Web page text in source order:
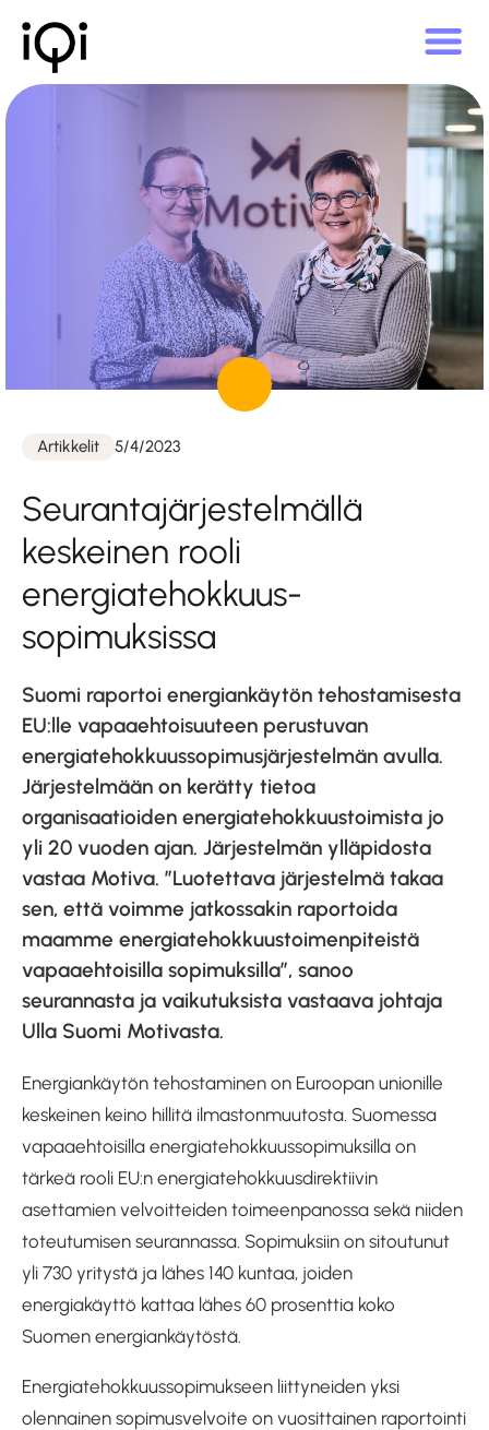
Kategoriat
Artikkelit Julkaistu
5/4/2023
Seuranta­järjestelmällä
keskeinen rooli
energia­tehokkuus­
sopimuksissa
Suomi raportoi energiankäytön tehostamisesta
EU:lle vapaaehtoisuuteen perustuvan
energiatehokkuussopimusjärjestelmän avulla.
Järjestelmään on kerätty tietoa
organisaatioiden energiatehokkuustoimista jo
yli 20 vuoden ajan. Järjestelmän ylläpidosta
vastaa Motiva. ”Luotettava järjestelmä takaa
sen, että voimme jatkossakin raportoida
maamme energiatehokkuustoimenpiteistä
vapaaehtoisilla sopimuksilla”, sanoo
seurannasta ja vaikutuksista vastaava johtaja
Ulla Suomi Motivasta.
Energiankäytön tehostaminen on Euroopan unionille
keskeinen keino hillitä ilmastonmuutosta. Suomessa
vapaaehtoisilla energiatehokkuussopimuksilla on
tärkeä rooli EU:n energiatehokkuusdirektiivin
asettamien velvoitteiden toimeenpanossa sekä niiden
toteutumisen seurannassa. Sopimuksiin on sitoutunut
yli 730 yritystä ja lähes 140 kuntaa, joiden
energiakäyttö kattaa lähes 60 prosenttia koko
Suomen energiankäytöstä.
Energiatehokkuussopimukseen liittyneiden yksi
olennainen sopimusvelvoite on vuosittainen raportointi